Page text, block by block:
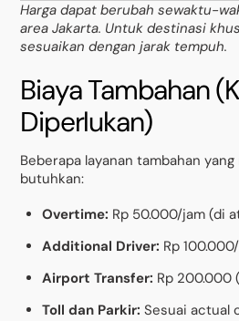
Harga dapat berubah sewaktu-
area Jakarta. Untuk destinasi
sesuaikan dengan jarak tempuh.
Biaya Tambahan
Diperlukan)
Beberapa layanan tambahan
butuhkan:
Overtime: Rp 50.000/jam (di
Additional Driver: Rp
Airport Transfer: Rp 200.000
Toll dan Parkir: Sesuai actual